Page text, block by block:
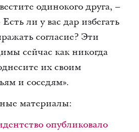
одинокого друга, –
ли у вас дар избегать
согласие? Эти
сейчас как никогда
их своим
и соседям».
материалы:
опубликовало